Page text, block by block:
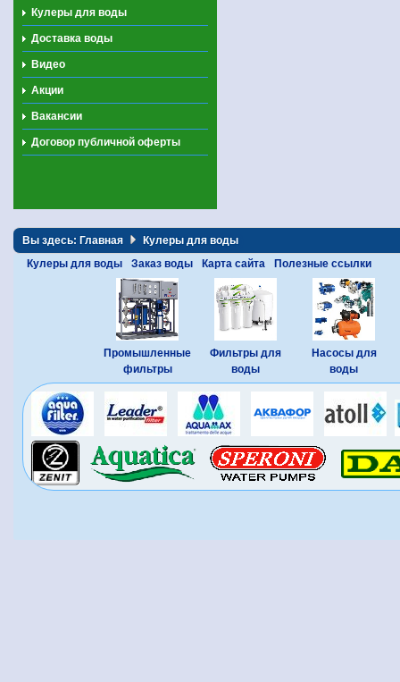
Кулеры для воды
Доставка воды
Видео
Акции
Вакансии
Договор публичной оферты
Вы здесь: Главная
Кулеры для воды
Кулеры для воды
Заказ воды Карта сайта Полезные ссылки
Промышленные
фильтры
Фильтры для
воды
Насосы для
воды